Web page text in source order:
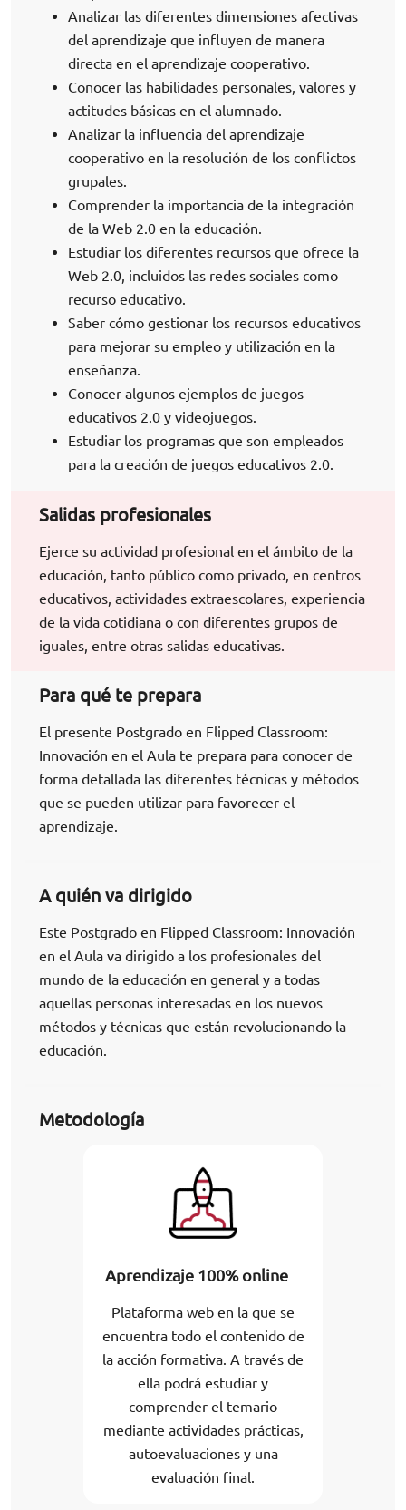
Analizar las diferentes dimensiones afectivas
del aprendizaje que influyen de manera
directa en el aprendizaje cooperativo.
Conocer las habilidades personales, valores y
actitudes básicas en el alumnado.
Analizar la influencia del aprendizaje
cooperativo en la resolución de los conflictos
grupales.
Comprender la importancia de la integración
de la Web 2.0 en la educación.
Estudiar los diferentes recursos que ofrece la
Web 2.0, incluidos las redes sociales como
recurso educativo.
Saber cómo gestionar los recursos educativos
para mejorar su empleo y utilización en la
enseñanza.
Conocer algunos ejemplos de juegos
educativos 2.0 y videojuegos.
Estudiar los programas que son empleados
para la creación de juegos educativos 2.0.
Salidas profesionales
Ejerce su actividad profesional en el ámbito de la
educación, tanto público como privado, en centros
educativos, actividades extraescolares, experiencia
de la vida cotidiana o con diferentes grupos de
iguales, entre otras salidas educativas.
Para qué te prepara
El presente Postgrado en Flipped Classroom:
Innovación en el Aula te prepara para conocer de
forma detallada las diferentes técnicas y métodos
que se pueden utilizar para favorecer el
aprendizaje.
A quién va dirigido
Este Postgrado en Flipped Classroom: Innovación
en el Aula va dirigido a los profesionales del
mundo de la educación en general y a todas
aquellas personas interesadas en los nuevos
métodos y técnicas que están revolucionando la
educación.
Metodología
Aprendizaje 100% online
Plataforma web en la que se
encuentra todo el contenido de
la acción formativa. A través de
ella podrá estudiar y
comprender el temario
mediante actividades prácticas,
autoevaluaciones y una
evaluación final.